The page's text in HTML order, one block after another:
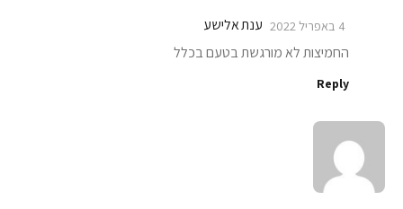
ענת אלישע 4 באפריל 2022
החמיצות לא מורגשת בטעם בכלל
Reply